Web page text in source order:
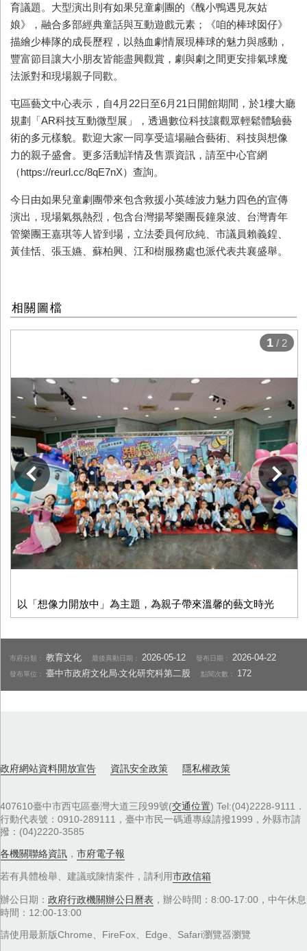
育議題。大型演出則有如果兒童劇團的《醜小鴨遇見灰姑
娘》，融合多部經典童話與互動遊戲元素；《咱的棒球囡仔》
描繪少棒隊的成長歷程，以熱血劇情展現棒球的魅力與感動，
豐富節目讓大小朋友皆能盡興觀賞，劇與劇之間更安排氣球魔
法派對和現場親子同歡。
屯區藝文中心表示，自4月 22日至6月 21日開館期間，於1樓大廳
規劃「AR科技互動微型展」，透過數位科技讓觀眾輕鬆體驗藝
術的多元樣貌。歡迎大家一同享受這場融合藝術、科技與想像
力的親子盛會。更多活動詳情及售票資訊，請至中心官網
（https://reurl.cc/8qE7nX）查詢。
今日由如果兒童劇團帶來包含救援小英雄波力魅力四色的宣傳
演出，現場氣氛熱烈，包含台灣揚琴樂團長鐘泉波、台灣青年
管樂團王嘉琪等人皆到場，立法委員何欣純、市議員賴義鍠、
黃佳恬、張玉嬿、蘇柏興、江和樹服務處也派代表共襄盛舉。
相關圖檔
以「想像力開放中」為主題，為親子帶來溫馨的藝文時光
下一張
1 / 2
市府分類：教育文化 最後異動日期：2026-05-12 發布日期：2026-04-22
發布單位：臺中市政府文化局‧文化研究科第二股 點閱次數： 172
政府網站資料開放宣告 資訊安全政策 隱私權政策
407610臺中市西屯區臺灣大道三段99號(交通位置) Tel:(04)2228-9111．
行動代表號：0910-289111，臺中市民一碼通專線請撥1999，外縣市請
撥：(04)2220-3585
各機關聯絡資訊 ， 市府電子報
若有具體檢舉、建議或陳情案件，請利用市政信箱
辦公日期： 政府行政機關辦公日曆表 ，辦公時間：8:00-17:00，中午休息
時間：12:00-13:00
請使用最新版Chrome、FireFox、Edge、Safari瀏覽器瀏覽